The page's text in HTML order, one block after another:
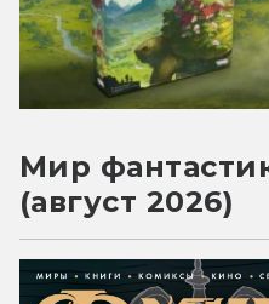
Мир
(август 2026)